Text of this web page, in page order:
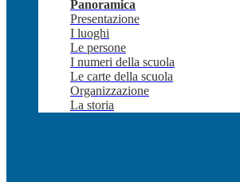
Panoramica
Presentazione
I luoghi
Le persone
I numeri della scuola
Le carte della scuola
Organizzazione
La storia